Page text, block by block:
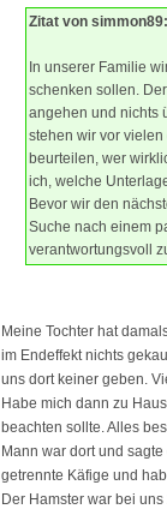
Zitat von simmon89:
In unserer Familie
schenken sollen.
angehen und nichts
stehen wir vor
beurteilen, wer
ich, welche
Bevor wir den
Suche nach einem
verantwortungsvoll
Meine Tochter hat
im Endeffekt nichts
uns dort keiner geben.
Habe mich dann zu
beachten sollte. Alles
Mann war dort und
getrennte Käfige und
Der Hamster war bei